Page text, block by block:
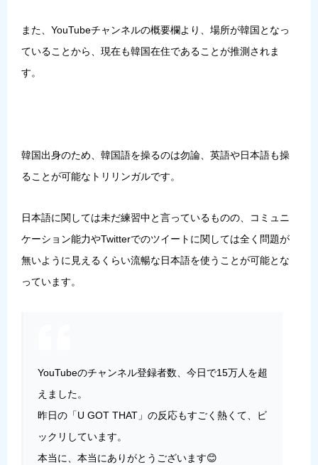
また、YouTubeチャンネルの概要欄より、場所が韓国となっ
ていることから、 現在も韓国在住であることが推測されま
す。
韓国出身のため、韓国語を操るのは勿論、英語や日本語も操
ることが可能なトリリンガルです。
日本語に関しては未だ練習中と言っているものの、
コミュニ
ケーション能力やTwitterでのツイートに関しては全く問題が
無いように見えるくらい流暢な日本語を使うことが可能とな
っています。
YouTubeのチャンネル登録者数、今日で15万人を超
えました。
昨日の「U GOT THAT」の反応もすごく熱くて、ビ
ックリしています。
本当に、本当にありがとうございます😊